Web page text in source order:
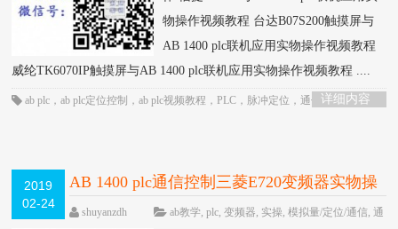
物操作视频教程 台达B07S200触摸屏与
AB 1400 plc联机应用实物操作视频教程
威纶TK6070IP触摸屏与AB 1400 plc联机应用实物操作视频教程 ....
详细内容
ab plc ，ab plc定位控制 ，ab plc视频教程 ，PLC ， 脉冲定位 ，通信控制
2019
02-24
AB 1400 plc通信控制三菱E720变频器实物操
作视频教程-书研自动化培训中心制作 HOT
shuyanzdh ab教学,plc,变频器, 实操,模拟量/定位/通信,通